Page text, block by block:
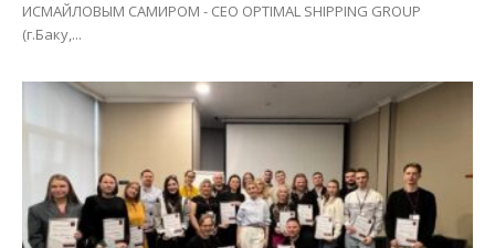
ИСМАЙЛОВЫМ САМИРОМ - СЕО OPTIMAL SHIPPING GROUP
(г.Баку,...